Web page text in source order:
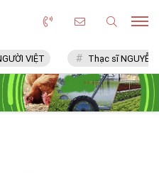
Thạc sĩ NGUYỄN VĂN CHÍ